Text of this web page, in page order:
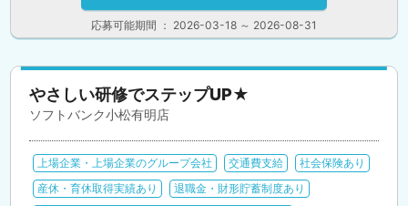
応募可能期間 ： 2026-03-18 ～ 2026-08-31
やさしい研修でステップUP★
ソフトバンク小松有明店
上場企業・上場企業のグループ会社 交通費支給
社会保険あり
産休・育休取得実績あり
退職金・財形貯蓄制度あり